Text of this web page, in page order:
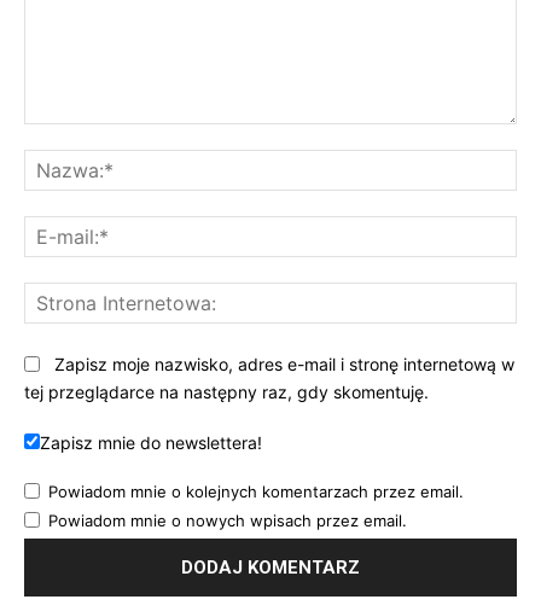
Zapisz moje nazwisko, adres e-mail i stronę internetową w
tej przeglądarce na następny raz, gdy skomentuję.
Zapisz mnie do newslettera!
Powiadom mnie o kolejnych komentarzach przez email.
Powiadom mnie o nowych wpisach przez email.